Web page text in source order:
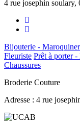
4 rue josephin soulary,
Bijouterie -
Fleuriste Prêt à porter
Chaussures
Broderie Couture
Adresse : 4 rue